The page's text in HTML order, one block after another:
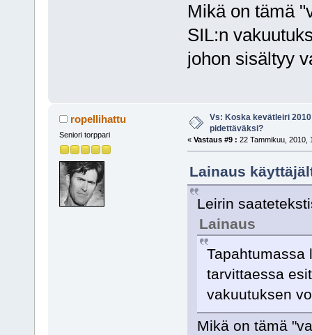
Mikä on tämä
SIL:n
johon sisältyy
ropellihattu
Seniori torppari
Vs: Koska kevätleiri
pidettäväksi?
« Vastaus #9 : 22 Tammikuu, 2010,
Lainaus
Leirin
Lainaus
Tapahtumassa
tarvittaessa
vakuutuksen
Mikä on tämä